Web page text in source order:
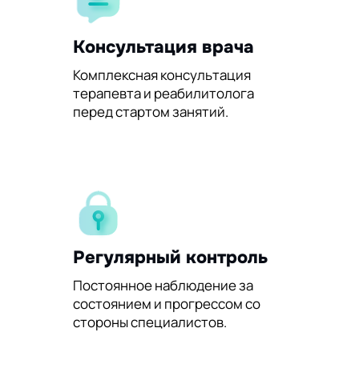
Консультация врача
Комплексная консультация
терапевта и реабилитолога
перед стартом занятий.
Регулярный контроль
Постоянное наблюдение за
состоянием и прогрессом со
стороны специалистов.